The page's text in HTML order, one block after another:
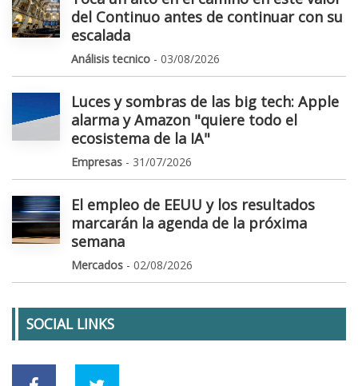
del Continuo antes de continuar con su
escalada
Análisis tecnico - 03/08/2026
Luces y sombras de las big tech: Apple
alarma y Amazon "quiere todo el
ecosistema de la IA"
Empresas - 31/07/2026
El empleo de EEUU y los resultados
marcarán la agenda de la próxima
semana
Mercados - 02/08/2026
SOCIAL LINKS